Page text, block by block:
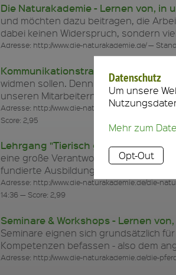
Die Naturakademie - Lernen von, in
und möchten dazu beitragen, die
dabei keinen Widerspruch, sondern
Adresse: http://www.die-naturakademie.de/ —
Kommunikationstraining - Lernen
widmen sollen. Denn schließlich
unseren Mitarbeitern, mit unseren
Adresse: http://www.die-naturakademie.de/die-
Score: 2,95
Lehrgang "Tierisch gut beraten" -
eine große Verantwortung des
fundierte Ausbildung unverzichtbar,
Adresse: http://www.die-naturakademie.de/die-
14:36 — Score: 2,99
Seminare & Workshops - Lernen
Seminare eignen sich grundsätzlich für
Kompetenzen befassen - also dem
Adresse: http://www.die-naturakademie.de/die-
Datenschutz
Um unsere
Mehr zum
Opt-Out